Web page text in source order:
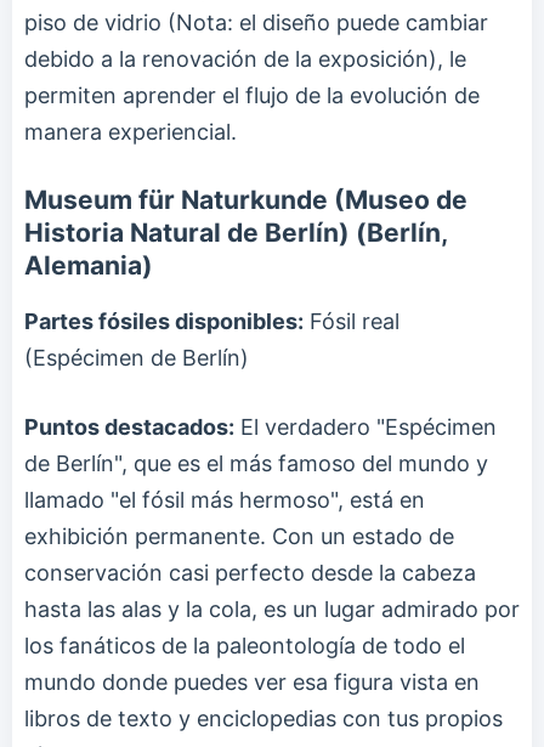
piso de vidrio (Nota: el diseño puede cambiar
debido a la renovación de la exposición), le
permiten aprender el flujo de la evolución de
manera experiencial.
Museum für Naturkunde (Museo de
Historia Natural de Berlín) (Berlín,
Alemania)
Partes fósiles disponibles: Fósil real
(Espécimen de Berlín)
Puntos destacados: El verdadero "Espécimen
de Berlín", que es el más famoso del mundo y
llamado "el fósil más hermoso", está en
exhibición permanente. Con un estado de
conservación casi perfecto desde la cabeza
hasta las alas y la cola, es un lugar admirado por
los fanáticos de la paleontología de todo el
mundo donde puedes ver esa figura vista en
libros de texto y enciclopedias con tus propios